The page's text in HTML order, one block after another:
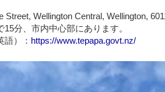
Street, Wellington Central, Wellington,
15分、市内中心部にあります。
語）： https://www.tepapa.govt.nz/